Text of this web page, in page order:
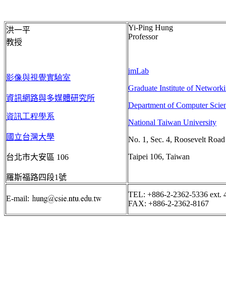
洪一平
教授
影像與視覺實驗室
資訊網路與多媒體研究所
資訊工程學系
國立台灣大學
台北市大安區 106
羅斯福路四段1號
Yi-Ping Hung
Professor
imLab
Graduate Institute of
Department of Computer
National Taiwan University
No. 1, Sec. 4, Roosevelt Road
Taipei 106, Taiwan
E-mail:
TEL: +886-2-2362-5336 ext.
FAX: +886-2-2362-8167